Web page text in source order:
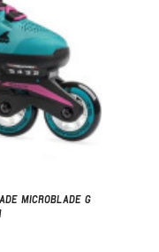
MICROBLADE G